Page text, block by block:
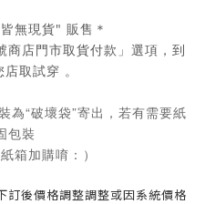
無現貨" 販售＊
商店門市取貨付款」選項，到
取試穿 。
為“破壞袋”寄出，若有需要紙
包裝
箱加購唷：）
後價格調整調整或因系統價格